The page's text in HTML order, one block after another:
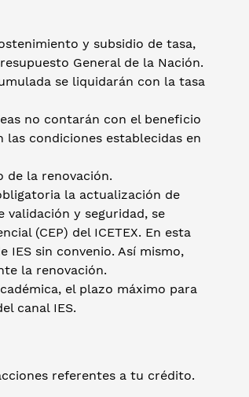
y subsidio de tasa,
General de la Nación.
se liquidarán con la tasa
no contarán con el beneficio
condiciones establecidas en
de la renovación.
la actualización de
validación y seguridad, se
(CEP) del ICETEX. En esta
sin convenio. Así mismo,
la renovación.
el plazo máximo para
canal IES.
referentes a tu crédito.